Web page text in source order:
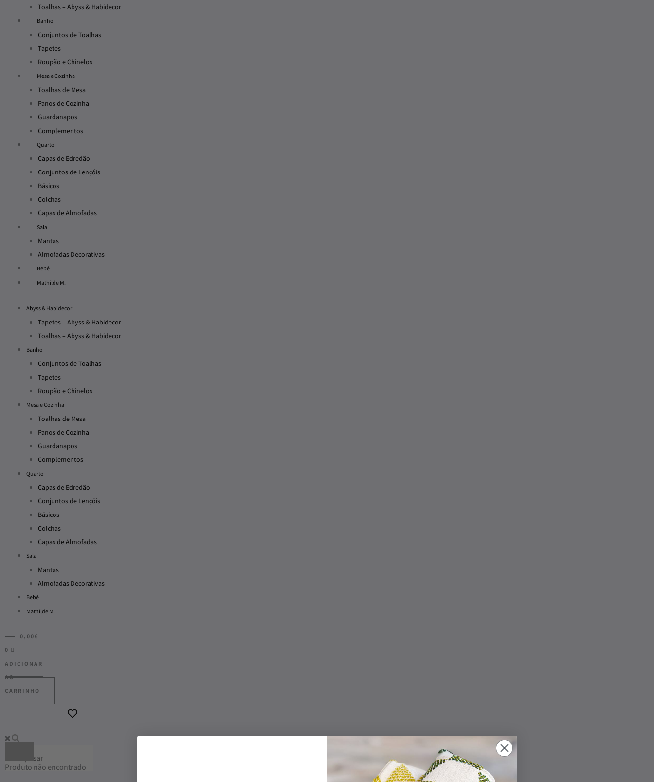
Toalhas – Abyss & Habidecor
Banho
Conjuntos de Toalhas
Tapetes
Roupão e Chinelos
Mesa e Cozinha
Toalhas de Mesa
Panos de Cozinha
Guardanapos
Complementos
Quarto
Capas de Edredão
Conjuntos de Lençóis
Básicos
Colchas
Capas de Almofadas
Sala
Mantas
Almofadas Decorativas
Bebé
Mathilde M.
Abyss & Habidecor
Tapetes – Abyss & Habidecor
Toalhas – Abyss & Habidecor
Banho
Conjuntos de Toalhas
Tapetes
Roupão e Chinelos
Mesa e Cozinha
Toalhas de Mesa
Panos de Cozinha
Guardanapos
Complementos
Quarto
Capas de Edredão
Conjuntos de Lençóis
Básicos
Colchas
Capas de Almofadas
Sala
Mantas
Almofadas Decorativas
Bebé
Mathilde M.
0,00€
0
ADICIONAR
AO
CARRINHO
Produto não encontrado